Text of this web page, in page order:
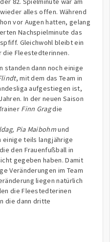
alles offen. Während
vor Augen hatten, gelang
Nachspielminute das
Gleichwohl bleibt ein
die Fleestedterinnen.
standen dann noch einige
, mit dem das Team in
aufgestiegen ist,
In der neuen Saison
Finn Gragdie
Pia Maibohmund
einige teils langjährige
den Frauenfußball in
gegeben haben. Damit
Veränderungen im Team
liegen natürlich
die Fleestedterinen
die dann dritte